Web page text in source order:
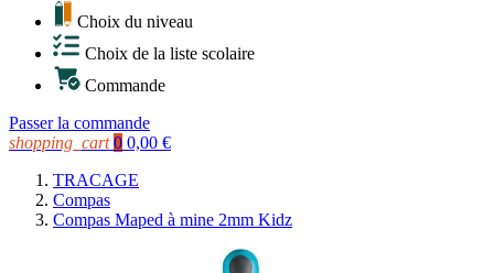
Choix du niveau
Choix de la liste scolaire
Commande
Passer la commande
shopping_cart 0 0,00 €
TRACAGE
Compas
Compas Maped à mine 2mm Kidz